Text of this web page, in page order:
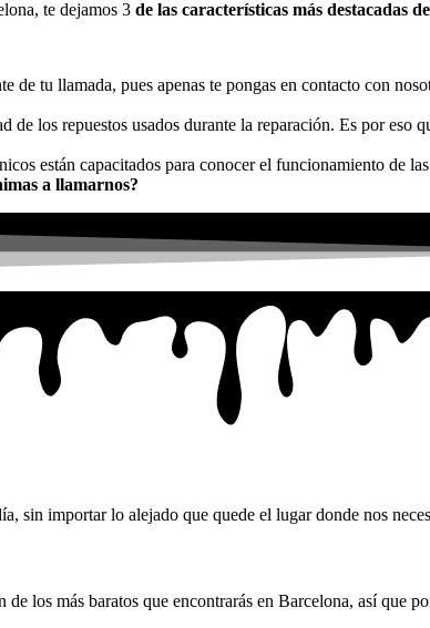
te dejamos 3 de las características más destacadas
de tu llamada, pues apenas te pongas en contacto con
de los repuestos usados durante la reparación. Es por eso
están capacitados para conocer el funcionamiento de
a llamarnos?
sin importar lo alejado que quede el lugar donde nos
los más baratos que encontrarás en Barcelona, así que